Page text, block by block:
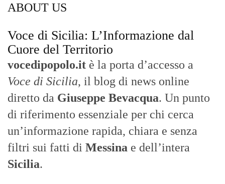
ABOUT US
Voce di Sicilia: L’Informazione dal
Cuore del Territorio
vocedipopolo.it è la porta d’accesso a
Voce di Sicilia, il blog di news online
diretto da Giuseppe Bevacqua. Un punto
di riferimento essenziale per chi cerca
un’informazione rapida, chiara e senza
filtri sui fatti di Messina e dell’intera
Sicilia.